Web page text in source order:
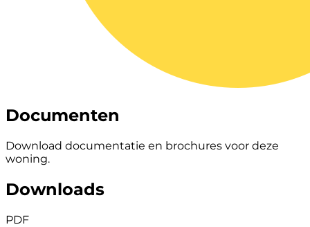
Documenten
Download documentatie en brochures voor deze
woning.
Downloads
PDF